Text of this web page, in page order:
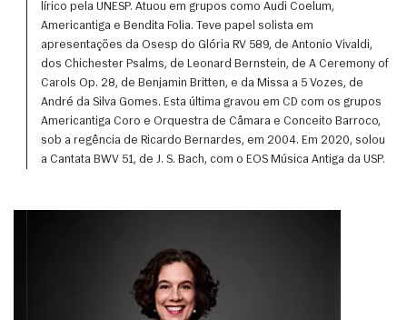
lírico pela UNESP. Atuou em grupos como Audi Coelum,
Americantiga e Bendita Folia. Teve papel solista em
apresentações da Osesp do Glória RV 589, de Antonio Vivaldi,
dos Chichester Psalms, de Leonard Bernstein, de A Ceremony of
Carols Op. 28, de Benjamin Britten, e da Missa a 5 Vozes, de
André da Silva Gomes. Esta última gravou em CD com os grupos
Americantiga Coro e Orquestra de Câmara e Conceito Barroco,
sob a regência de Ricardo Bernardes, em 2004. Em 2020, solou
a Cantata BWV 51, de J. S. Bach, com o EOS Música Antiga da USP.